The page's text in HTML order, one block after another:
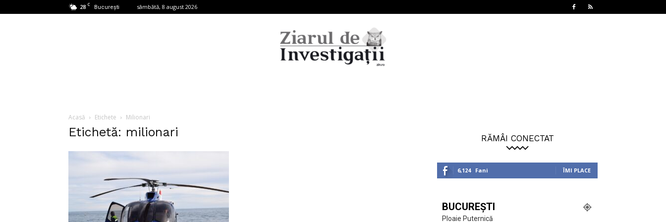
28 C București sâmbătă, 8 august 2026
Acasă Etichete Milionari
Etichetă: milionari RĂMÂI CONECTAT
6,124 Fani ÎMI PLACE
BUCUREȘTI
Ploaie Puternică